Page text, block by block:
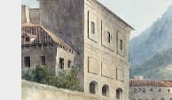
a ver tus viajes con cierto
comodidades tanto del
como del medio
y demás comodidades de